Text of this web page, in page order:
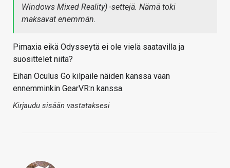
Windows Mixed Reality) -settejä. Nämä toki
maksavat enemmän.
Pimaxia eikä Odysseytä ei ole vielä saatavilla ja
suosittelet niitä?
Eihän Oculus Go kilpaile näiden kanssa vaan
ennemminkin GearVR:n kanssa.
Kirjaudu sisään vastataksesi